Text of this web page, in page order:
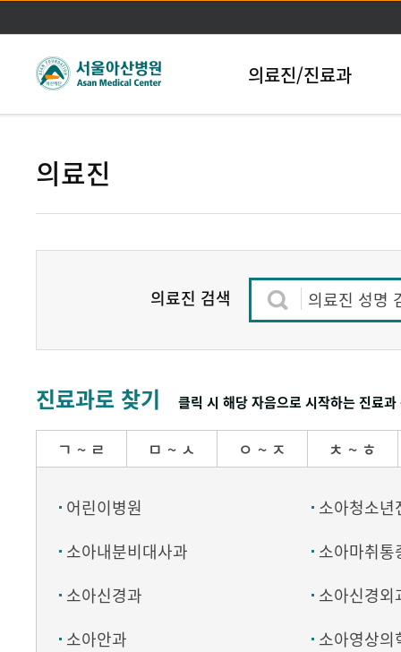
본문바로가기
의료진/진료과
의료진
의료진 검색 의료진 성명
진료과로 찾기 클릭 시 해당 자음으로 시작하는 진료
ㄱ ~ ㄹ ㅁ ~ ㅅ ㅇ ~ ㅈ ㅊ ~ ㅎ
어린이병원
소아청소년
소아내분비대사과
소아마취통
소아신경과
소아신경외
소아안과
소아영상의